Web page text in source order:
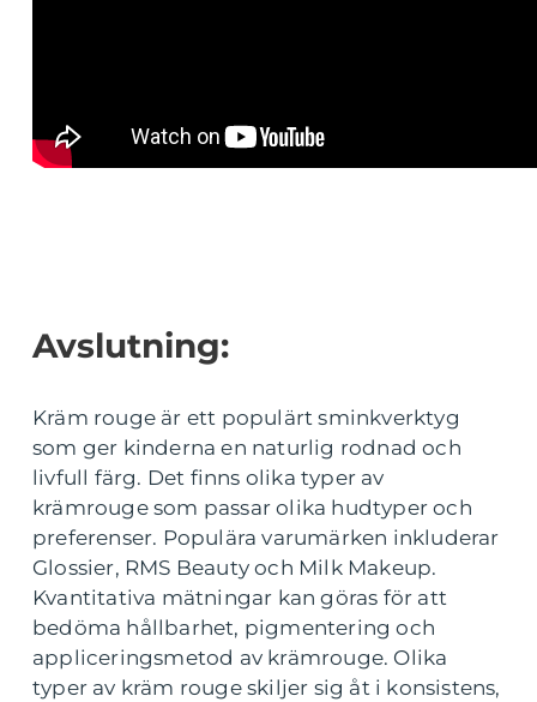
Avslutning:
Kräm rouge är ett populärt sminkverktyg
som ger kinderna en naturlig rodnad och
livfull färg. Det finns olika typer av
krämrouge som passar olika hudtyper och
preferenser. Populära varumärken inkluderar
Glossier, RMS Beauty och Milk Makeup.
Kvantitativa mätningar kan göras för att
bedöma hållbarhet, pigmentering och
appliceringsmetod av krämrouge. Olika
typer av kräm rouge skiljer sig åt i konsistens,